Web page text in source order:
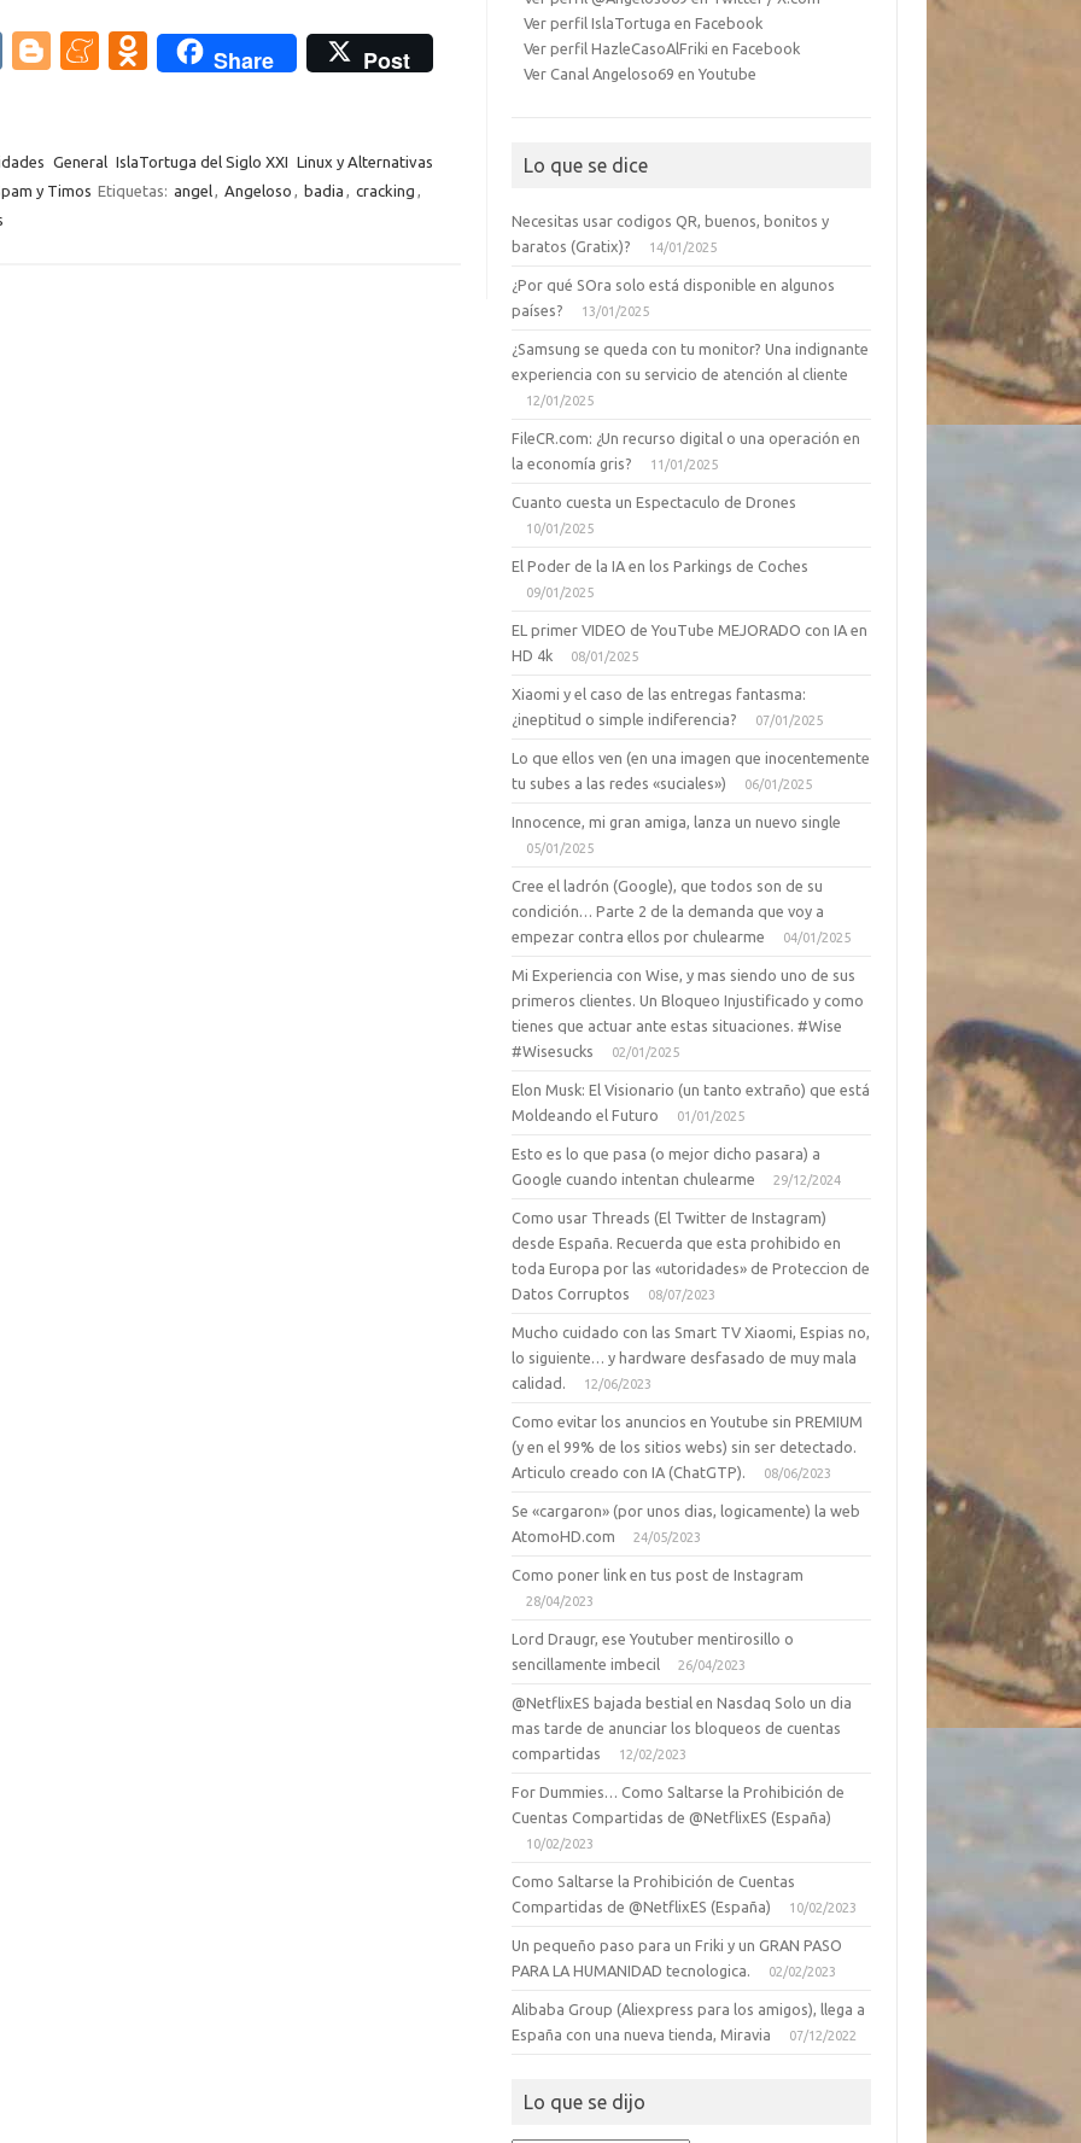
V
Bl
g
er
M
e
a
O
o
kl
Share
Post
General IslaTortuga del Siglo XXI Linux y Alternativas
y Timos Etiquetas: angel, Angeloso , badia , cracking ,
Ver perfil IslaTortuga en Facebook
Ver perfil HazleCasoAlFriki en Facebook
Ver Canal Angeloso69 en Youtube
Lo que se dice
Necesitas usar codigos QR, buenos, bonitos y
baratos (Gratix)?
14/01/2025
¿Por qué SOra solo está disponible en algunos
países?
13/01/2025
¿Samsung se queda con tu monitor? Una indignante
experiencia con su servicio de atención al cliente
12/01/2025
FileCR.com: ¿Un recurso digital o una operación en
la economía gris?
11/01/2025
Cuanto cuesta un Espectaculo de Drones
10/01/2025
El Poder de la IA en los Parkings de Coches
09/01/2025
EL primer VIDEO de YouTube MEJORADO con IA en
HD 4k
08/01/2025
Xiaomi y el caso de las entregas fantasma:
¿ineptitud o simple indiferencia?
07/01/2025
Lo que ellos ven (en una imagen que inocentemente
tu subes a las redes «suciales»)
06/01/2025
Innocence, mi gran amiga, lanza un nuevo single
05/01/2025
Cree el ladrón (Google), que todos son de su
condición… Parte 2 de la demanda que voy a
empezar contra ellos por chulearme
04/01/2025
Mi Experiencia con Wise, y mas siendo uno de sus
primeros clientes. Un Bloqueo Injustificado y como
tienes que actuar ante estas situaciones. #Wise
#Wisesucks
02/01/2025
Elon Musk: El Visionario (un tanto extraño) que está
Moldeando el Futuro
01/01/2025
Esto es lo que pasa (o mejor dicho pasara) a
Google cuando intentan chulearme
29/12/2024
Como usar Threads (El Twitter de Instagram)
desde España. Recuerda que esta prohibido en
toda Europa por las «utoridades» de Proteccion de
Datos Corruptos
08/07/2023
Mucho cuidado con las Smart TV Xiaomi, Espias no,
lo siguiente… y hardware desfasado de muy mala
calidad.
12/06/2023
Como evitar los anuncios en Youtube sin PREMIUM
(y en el 99% de los sitios webs) sin ser detectado.
Articulo creado con IA (ChatGTP).
08/06/2023
Se «cargaron» (por unos dias, logicamente) la web
AtomoHD.com
24/05/2023
Como poner link en tus post de Instagram
28/04/2023
Lord Draugr, ese Youtuber mentirosillo o
sencillamente imbecil
26/04/2023
@NetflixES bajada bestial en Nasdaq Solo un dia
mas tarde de anunciar los bloqueos de cuentas
compartidas
12/02/2023
For Dummies… Como Saltarse la Prohibición de
Cuentas Compartidas de @NetflixES (España)
10/02/2023
Como Saltarse la Prohibición de Cuentas
Compartidas de @NetflixES (España)
10/02/2023
Un pequeño paso para un Friki y un GRAN PASO
PARA LA HUMANIDAD tecnologica.
02/02/2023
Alibaba Group (Aliexpress para los amigos), llega a
España con una nueva tienda, Miravia
07/12/2022
Lo que se dijo